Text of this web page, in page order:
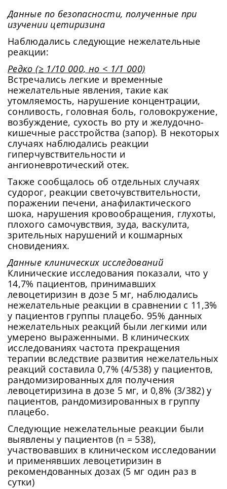
Сменить пароль!
Сменить пароль!
Новый Пароль*
Придумайте пароль
Как минимум одна заглавная буква, одна цифра и
один специальный символ
Как минимум одна строчная латинская буква
Пароль должен содержать от 8 до 12 символов
Подтвердите Пароль *
Нажимая на кнопку «Продолжить», а также при
регистрации и входе через аккаунты сторонних сервисов,
Вы принимаете условияПользовательского Соглашения
том числе касающееся обработки Ваших персональных
данных. Подробнее об обработке данных вПолитике
Данные по безопасности, полученные при
изучении цетиризина
Наблюдались следующие нежелательные
реакции:
Редко (≥ 1/10 000, но < 1/1 000)
Встречались легкие и временные
нежелательные явления, такие как
утомляемость, нарушение концентрации,
сонливость, головная боль, головокружение,
возбуждение, сухость во рту и желудочно-
кишечные расстройства (запор). В некоторых
случаях наблюдались реакции
гиперчувствительности и
ангионевротический отек.
Также сообщалось об отдельных случаях
судорог, реакции светочувствительности,
поражении печени, анафилактического
шока, нарушения кровообращения, глухоты,
плохого самочувствия, зуда, васкулита,
зрительных нарушений и кошмарных
сновидениях.
Данные клинических исследований
Клинические исследования показали, что у
14,7% пациентов, принимавших
левоцетиризин в дозе 5 мг, наблюдались
нежелательные реакции в сравнении с 11,3%
у пациентов группы плацебо. 95% данных
нежелательных реакций были легкими или
умерено выраженными. В клинических
исследованиях частота прекращения
терапии вследствие развития нежелательных
реакций составила 0,7% (4/538) у пациентов,
рандомизированных для получения
левоцетиризина в дозе 5 мг, и 0,8% (3/382) у
пациентов, рандомизированных в группу
плацебо.
Следующие нежелательные реакции были
выявлены у пациентов (n = 538),
участвовавших в клиническом исследовании
и применявших левоцетиризин в
рекомендованных дозах (5 мг один раз в
сутки)
Сейчас скорость вашего интернета
невысокая, из-за чего могут возникнуть
сложности при использовании нашего сайта.
Чтобы обеспечить более стабильную работу,
подключитесь к быстрому соединению.
Продолжить просмотр